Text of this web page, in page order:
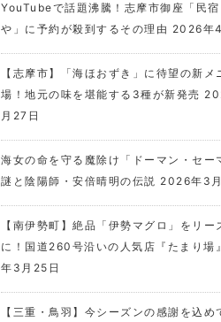
YouTubeで話題沸騰！志摩市御座「民宿
や」に予約が殺到するその理由 2026年
【志摩市】「海ほおずき」に待望の新メ
場！地元の味を堪能する3種が新発売
月27日
海女の命を守る魔除け「ドーマン・セー
謎と陰陽師・安倍晴明の伝説 2026年3
【南伊勢町】絶品「伊勢マグロ」をリー
に！国道260号沿いの人気店『たまり場』
年3月25日
【三重・鳥羽】今シーズンの感謝を込め